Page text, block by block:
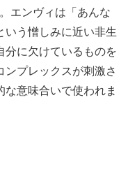
エンヴィは「あんな
いう憎しみに近い非生
分に欠けているものを
ンプレックスが刺激さ
意味合いで使われま